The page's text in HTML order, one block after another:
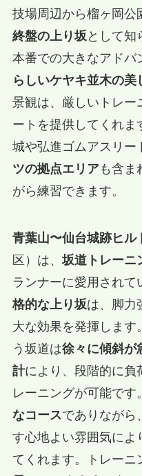
技場周辺から榴ヶ岡公
終盤の上り坂として知
本番での大きなアドバ
らしいケヤキ並木の美
景観は、厳しいトレー
ートを提供してくれま
城や弘進ゴムアスリー
ツの拠点エリアも含ま
がら練習できます。
青葉山〜仙台城跡ヒル
区）は、坂道トレーニ
ランナーに愛用されて
格的な上り坂は、脚力
大な効果を発揮します
う坂道は徐々に傾斜が
計により、段階的に負
レーニングが可能です。
なコースでありながら
す心地よい雰囲気によ
てくれます。トレーニ